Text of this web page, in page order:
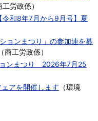
工労政係）
和8年7月から9月号】夏
ョンまつり」の参加連を募
（商工労政係）
ンまつり 2026年7月25
アを開催します （環境